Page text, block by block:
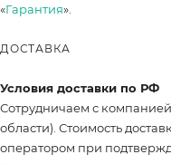
«Гарантия».
ДОСТАВКА
Условия доставки по РФ
Сотрудничаем с
области). Стоимость
оператором при